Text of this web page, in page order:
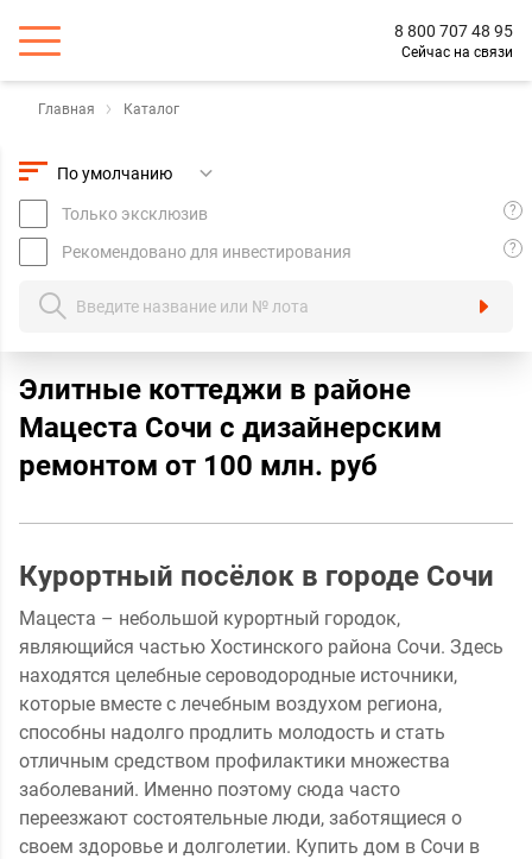
8 800 707 48 95
Сейчас на связи
Главная Каталог
Только эксклюзив ?
Рекомендовано для инвестирования ?
Элитные коттеджи в районе
Мацеста Сочи с дизайнерским
ремонтом от 100 млн. руб
Курортный посёлок в городе Сочи
Мацеста – небольшой курортный городок,
являющийся частью Хостинского района Сочи. Здесь
находятся целебные сероводородные источники,
которые вместе с лечебным воздухом региона,
способны надолго продлить молодость и стать
отличным средством профилактики множества
заболеваний. Именно поэтому сюда часто
переезжают состоятельные люди, заботящиеся о
своем здоровье и долголетии. Купить дом в Сочи в